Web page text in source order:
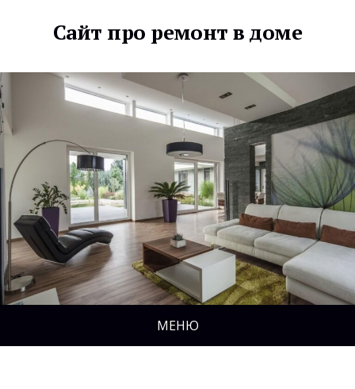
Сайт про ремонт в доме
МЕНЮ